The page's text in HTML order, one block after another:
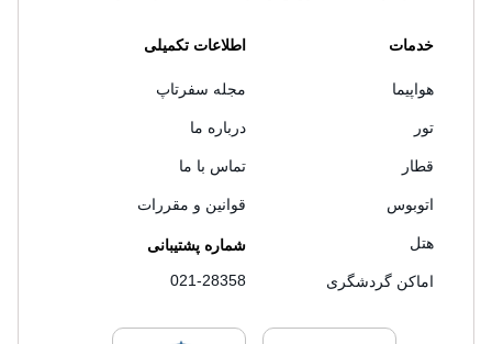
خدمات
هواپیما
تور
قطار
اتوبوس
هتل
اماکن گردشگری
اطلاعات تکمیلی
مجله سفرتاپ
درباره ما
تماس با ما
قوانین و مقررات
شماره پشتیبانی
021-28358